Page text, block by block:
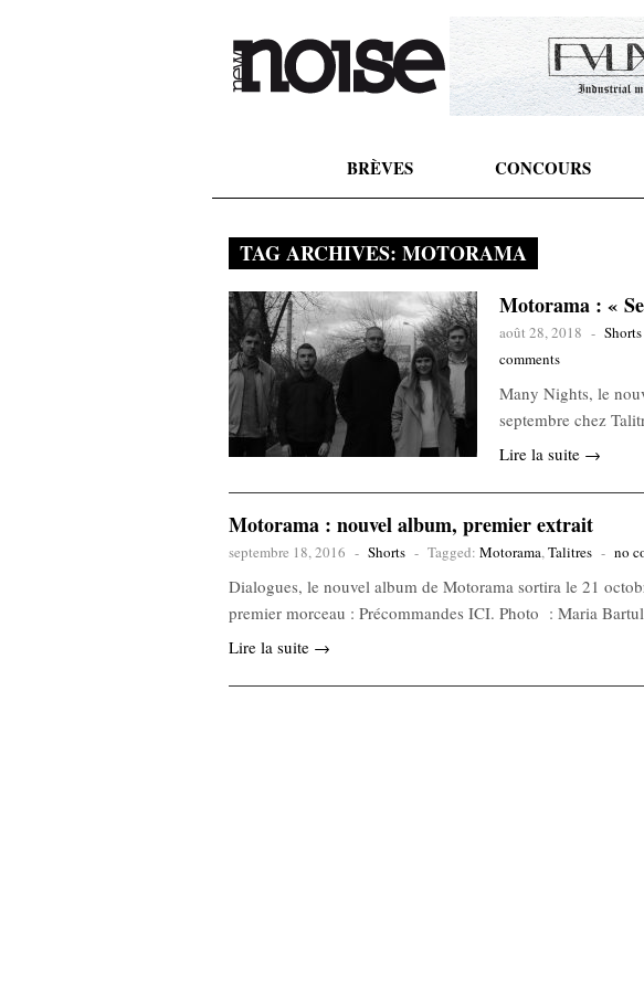
BRÈVES CONCOURS
TAG ARCHIVES: MOTORAMA
Motorama : «
août 28, 2018 - Shorts
comments
Many Nights, le
septembre chez
Lire la suite →
Motorama : nouvel album, premier extrait
septembre 18, 2016 - Shorts - Tagged: Motorama,Talitres - no
Dialogues, le nouvel album de Motorama sortira le 21
premier morceau : Précommandes ICI. Photo : Maria
Lire la suite →